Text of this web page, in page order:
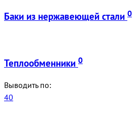
Баки из нержавеющей стали 0
Теплообменники 0
Выводить по:
40